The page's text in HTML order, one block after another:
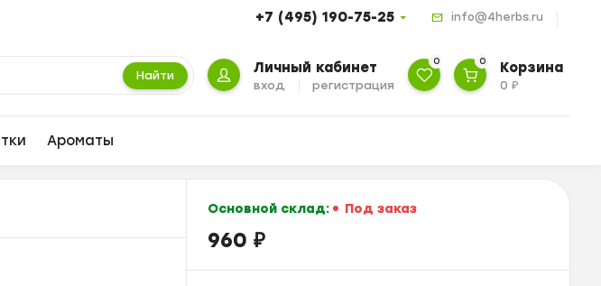
+7 (495) 190-75-25 info@4herbs.ru
Найти Личный кабинет
вход регистрация
0 0 Корзина
0₽
Ароматы
Основной склад: Под заказ
960 ₽